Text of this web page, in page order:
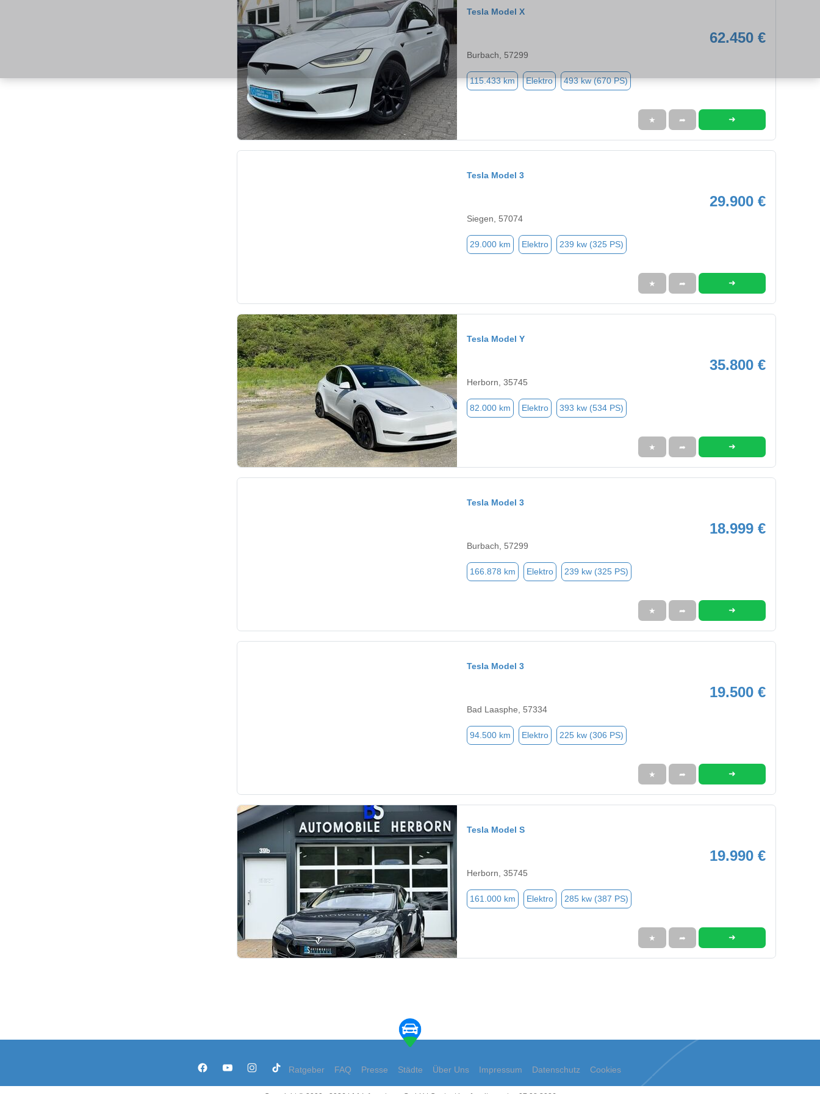
Tesla Model X
62.450 €
Burbach, 57299
115.433 km Elektro 493 kw (670 PS)
★ ➦ ➜
Tesla Model 3
29.900 €
Siegen, 57074
29.000 km Elektro 239 kw (325 PS)
★ ➦ ➜
Tesla Model Y
35.800 €
Herborn, 35745
82.000 km Elektro 393 kw (534 PS)
★ ➦ ➜
Tesla Model 3
18.999 €
Burbach, 57299
166.878 km Elektro 239 kw (325 PS)
★ ➦ ➜
Tesla Model 3
19.500 €
Bad Laasphe, 57334
94.500 km Elektro 225 kw (306 PS)
★ ➦ ➜
Tesla Model S
19.990 €
Herborn, 35745
161.000 km Elektro 285 kw (387 PS)
★ ➦ ➜
Ratgeber FAQ Presse Städte Über Uns Impressum Datenschutz Cookies